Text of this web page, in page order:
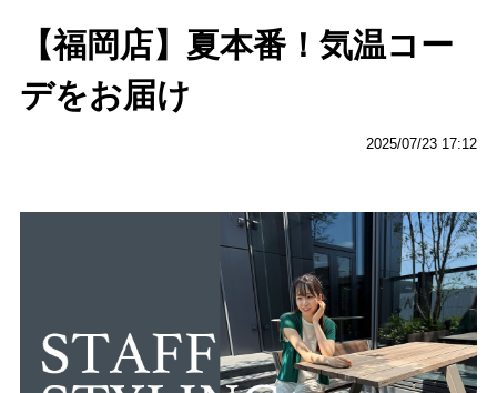
【福岡店】夏本番！気温コー
デをお届け
2025/07/23 17:12